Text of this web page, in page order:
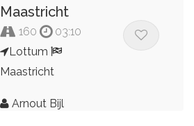
Maastricht
160
03:10
Lottum
Maastricht
Arnout Bijl